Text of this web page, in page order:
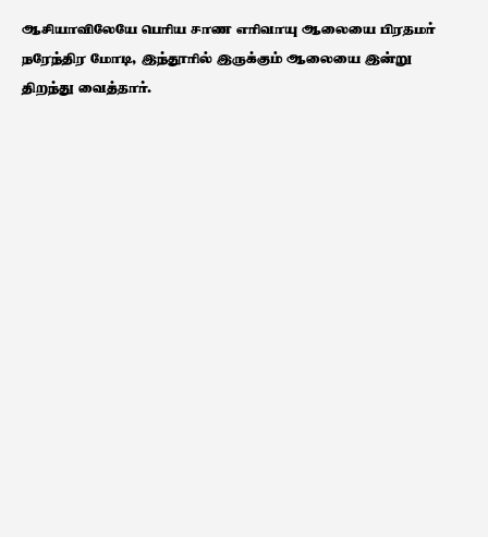
ஆசியாவிலேயே பெரிய சாண எரிவாயு ஆலையை பிரதமர்
நரேந்திர மோடி, இந்தூரில் இருக்கும் ஆலையை இன்று
திறந்து வைத்தார்.